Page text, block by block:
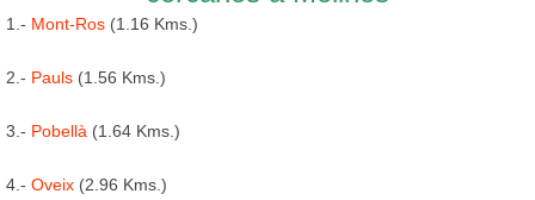
1.- Mont-Ros (1.16 Kms.)
2.- Pauls (1.56 Kms.)
3.- Pobellà (1.64 Kms.)
4.- Oveix (2.96 Kms.)